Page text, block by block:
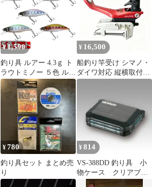
¥1,590
釣り具 ルアー 4.3ｇ ト
ラウトミノー ５色 ルア
ーセット シンキング フ
ラットタイプ 渓流ミノ
ー 渓流ルアー ヤマメル
アー イワナルアー
¥ 16,500
船釣り竿受け シマノ・
ダイワ対応 縦横取付可
180度首振り 魚狼
ランプ 船べり竿掛け 海
釣り 釣具 釣り具
¥780
釣り具セット まとめ売
り
¥ 814
VS-388DD 釣り具 小
物ケース クリアブラ
ック 新品 明邦